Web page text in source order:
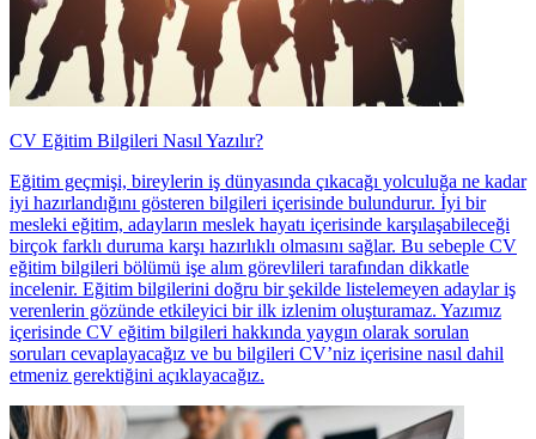
CV Eğitim Bilgileri Nasıl Yazılır?
Eğitim geçmişi, bireylerin iş dünyasında çıkacağı yolculuğa ne kadar
iyi hazırlandığını gösteren bilgileri içerisinde bulundurur. İyi bir
mesleki eğitim, adayların meslek hayatı içerisinde karşılaşabileceği
birçok farklı duruma karşı hazırlıklı olmasını sağlar. Bu sebeple CV
eğitim bilgileri bölümü işe alım görevlileri tarafından dikkatle
incelenir. Eğitim bilgilerini doğru bir şekilde listelemeyen adaylar iş
verenlerin gözünde etkileyici bir ilk izlenim oluşturamaz. Yazımız
içerisinde CV eğitim bilgileri hakkında yaygın olarak sorulan
soruları cevaplayacağız ve bu bilgileri CV’niz içerisine nasıl dahil
etmeniz gerektiğini açıklayacağız.